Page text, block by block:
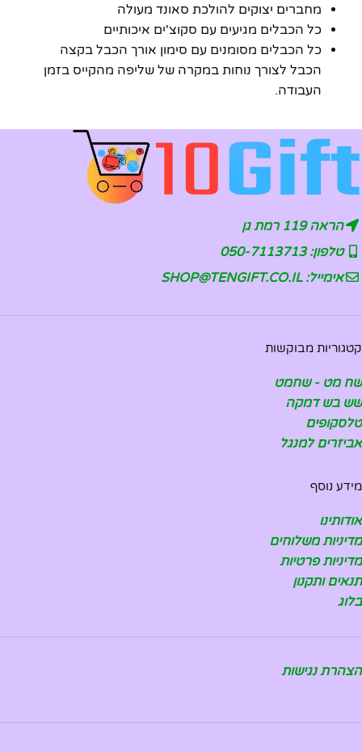
מחברים יצוקים להולכת סאונד מעולה
כל הכבלים מגיעים עם סקוצ'ים איכותיים
כל הכבלים מסומנים עם סימון אורך הכבל בקצה
הכבל לצורך נוחות במקרה של שליפה מהקייס בזמן
העבודה.
הראה 119 רמת גן
טלפון: 050-7113713
אימייל: SHOP@TENGIFT.CO.IL
קטגוריות מבוקשות
שח מט - שחמט
שש בש דמקה
טלסקופים
אביזרים למנגל
מידע נוסף
אודותינו
מדיניות משלוחים
מדיניות פרטיות
תנאים ותקנון
בלוג
הצהרת נגישות